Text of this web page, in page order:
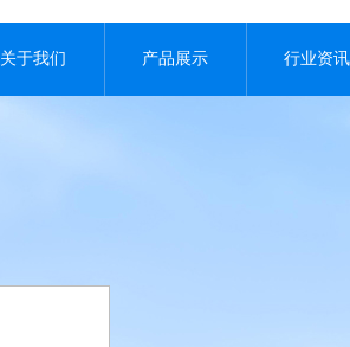
关于我们 产品展示 行业资讯